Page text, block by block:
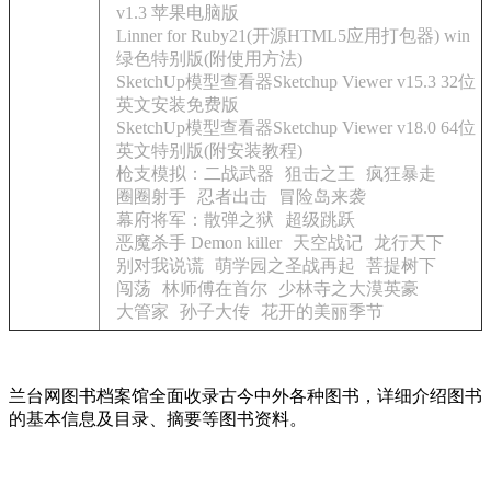
v1.3 苹果电脑版
Linner for Ruby21(开源HTML5应用打包器) win
绿色特别版(附使用方法)
SketchUp模型查看器Sketchup Viewer v15.3 32位
英文安装免费版
SketchUp模型查看器Sketchup Viewer v18.0 64位
英文特别版(附安装教程)
枪支模拟：二战武器
狙击之王
疯狂暴走
圈圈射手
忍者出击
冒险岛来袭
幕府将军：散弹之狱
超级跳跃
恶魔杀手 Demon killer
天空战记
龙行天下
别对我说谎 萌学园之圣战再起
菩提树下
闯荡
林师傅在首尔
少林寺之大漠英豪
大管家
孙子大传 花开的美丽季节
兰台网图书档案馆全面收录古今中外各种图书，详细介绍图书
的基本信息及目录、摘要等图书资料。